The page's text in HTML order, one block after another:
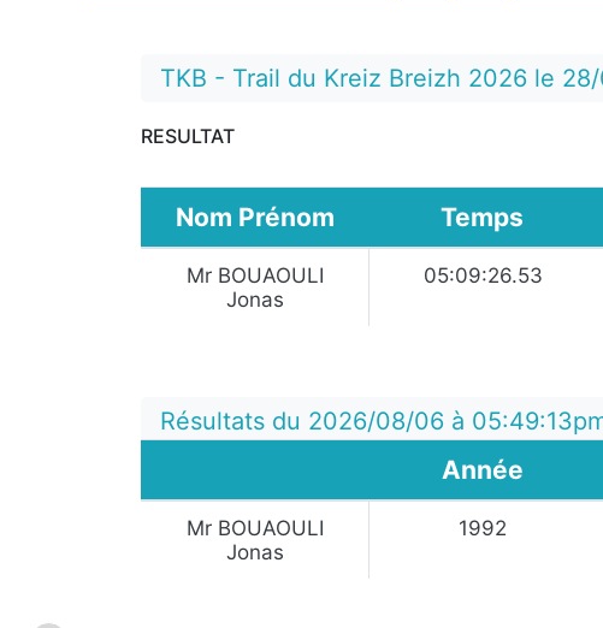
TKB - Trail du Kreiz Breizh 2026 le
RESULTAT
Nom Prénom Temps
Mr BOUAOULI
Jonas
05:09:26.53
Résultats du 2026/08/06 à
Année
Mr BOUAOULI
Jonas
1992